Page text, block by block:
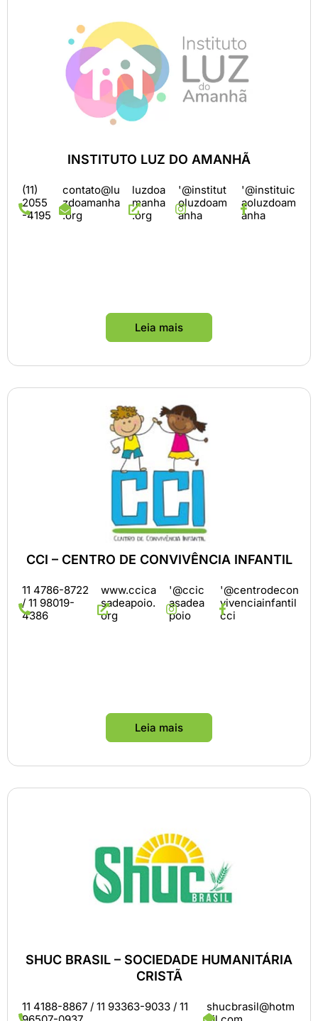
INSTITUTO LUZ DO AMANHÃ
(11)
2055
-4195
contato@lu
zdoamanha
.org
luzdoa
manha
.org
'@institut
oluzdoam
anha
'@instituic
aoluzdoam
anha
Leia mais
CCI – CENTRO DE CONVIVÊNCIA INFANTIL
11 4786-8722
/ 11 98019-
4386
www.ccica
sadeapoio.
org
'@ccic
asadea
poio
'@centrodecon
vivenciainfantil
cci
Leia mais
SHUC BRASIL – SOCIEDADE HUMANITÁRIA
CRISTÃ
11 4188-8867 / 11 93363-9033 / 11
shucbrasil@hotm